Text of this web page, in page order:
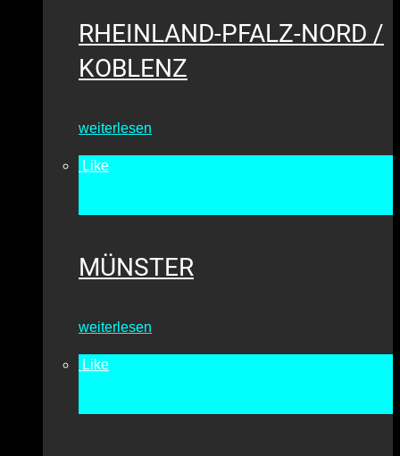
RHEINLAND-PFALZ-NORD /
KOBLENZ
weiterlesen
Like
MÜNSTER
weiterlesen
Like